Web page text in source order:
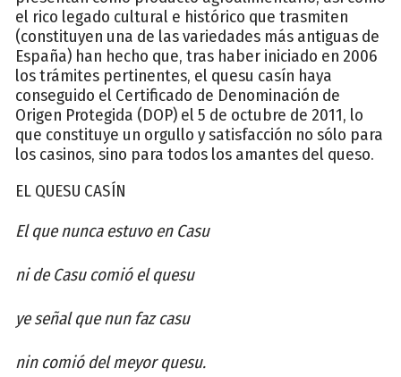
el rico legado cultural e histórico que trasmiten
(constituyen una de las variedades más antiguas de
España) han hecho que, tras haber iniciado en 2006
los trámites pertinentes, el quesu casín haya
conseguido el Certificado de Denominación de
Origen Protegida (DOP) el 5 de octubre de 2011, lo
que constituye un orgullo y satisfacción no sólo para
los casinos, sino para todos los amantes del queso.
EL QUESU CASÍN
El que nunca estuvo en Casu
ni de Casu comió el quesu
ye señal que nun faz casu
nin comió del meyor quesu.